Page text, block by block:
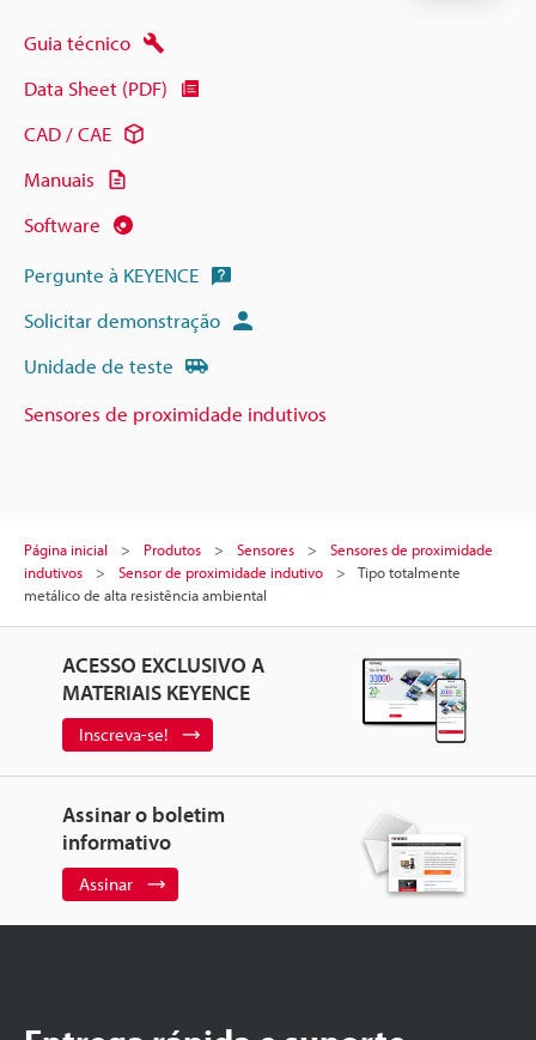
Guia técnico
Data Sheet (PDF)
CAD / CAE
Manuais
Software
Pergunte à KEYENCE
Solicitar demonstração
Unidade de teste
Sensores de proximidade indutivos
Página inicial Produtos Sensores
Sensores de proximidade
indutivos
Sensor de proximidade indutivo
Tipo totalmente
metálico de alta resistência ambiental
ACESSO EXCLUSIVO A
MATERIAIS KEYENCE
Inscreva-se!
Assinar o boletim
informativo
Assinar